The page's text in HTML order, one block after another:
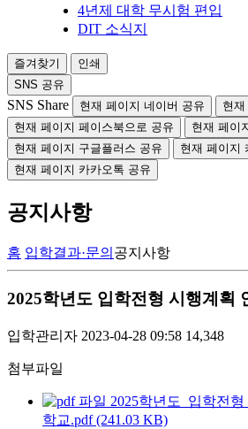
4년제 대학 무시험 편입
DIT 소식지
즐겨찾기
인쇄
SNS 공유
SNS Share 현재 페이지 네이버 공유
현
현재 페이지 페이스북으로 공유
현재 페이
현재 페이지 구글플러스 공유
현재 페이지
현재 페이지 카카오톡 공유
공지사항
홈 입학결과·문의 공지사항
2025학년도 입학전형 시행계획
입학관리자 2023-04-28 09:58 14,348
첨부파일
2025학년도_입학전
학교.pdf (241.03 KB)